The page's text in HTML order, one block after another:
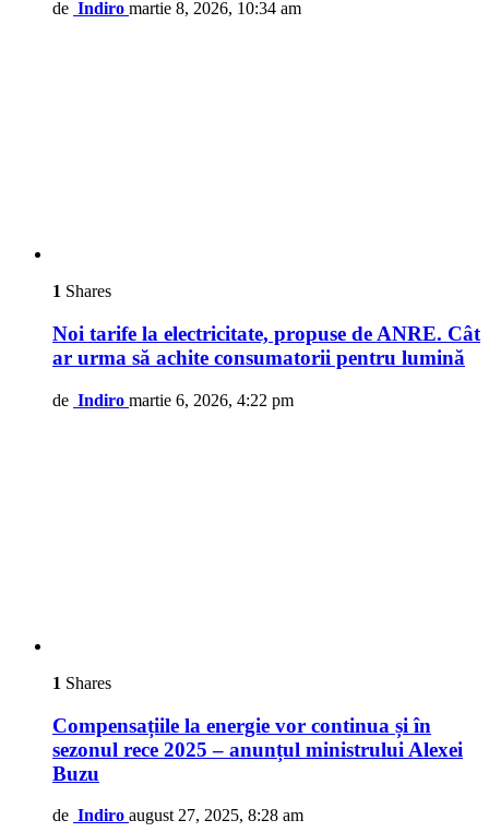
de Indiro martie 8, 2026, 10:34 am
1 Shares
Noi tarife la electricitate, propuse de ANRE. Cât
ar urma să achite consumatorii pentru lumină
de Indiro martie 6, 2026, 4:22 pm
1 Shares
Compensațiile la energie vor continua și în
sezonul rece 2025 – anunțul ministrului Alexei
Buzu
de Indiro august 27, 2025, 8:28 am